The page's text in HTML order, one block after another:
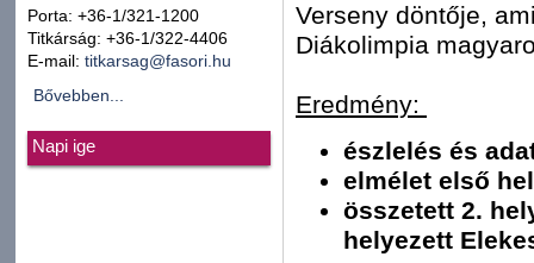
Porta: +36-1/321-1200
Titkárság: +36-1/322-4406
E-mail: titkarsag@fasori.hu
Bővebben...
Napi ige
Verseny döntője,
Diákolimpia
Eredmény:
észlelés és
elmélet első
összetett 2.
helyezett